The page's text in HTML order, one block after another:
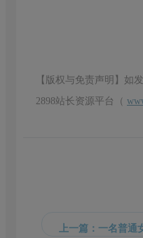
【版权与免责声明】如
2898站长资源平台（